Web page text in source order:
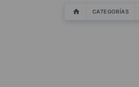
CATEGORÍAS